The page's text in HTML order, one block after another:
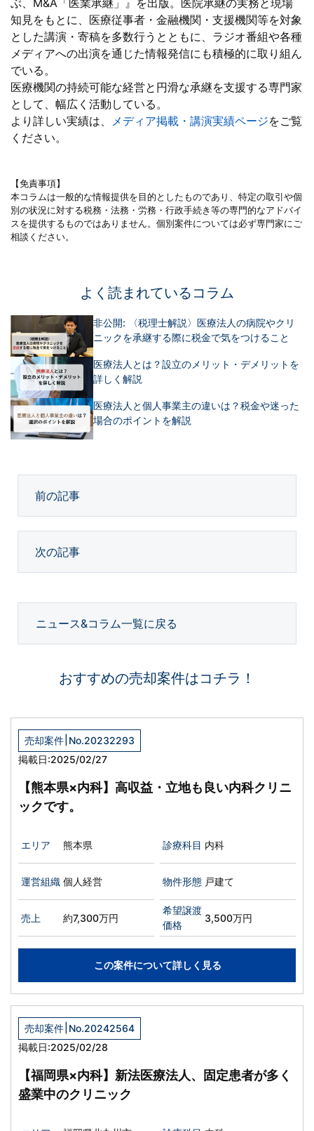
知見をもとに、医療従事者・金融機関・支援機関等を対象
とした講演・寄稿を多数行うとともに、ラジオ番組や各種
メディアへの出演を通じた情報発信にも積極的に取り組ん
でいる。
医療機関の持続可能な経営と円滑な承継を支援する専門家
として、幅広く活動している。
より詳しい実績は、
メディア掲載・講演実績ページをご覧
ください。
【免責事項】
本コラムは一般的な情報提供を目的としたものであり、特定の取引や個
別の状況に対する税務・法務・労務・行政手続き等の専門的なアドバイ
スを提供するものではありません。個別案件については必ず専門家にご
相談ください。
よく読まれているコラム
非公開: 〈税理士解説〉医療法人の病院やクリ
ニックを承継する際に税金で気をつけること
医療法人とは？設立のメリット・デメリットを
詳しく解説
医療法人と個人事業主の違いは？税金や迷った
場合のポイントを解説
前の記事
次の記事
ニュース&コラム一覧に戻る
おすすめの売却案件はコチラ！
売却案件 No.20232293
掲載日:2025/02/27
【熊本県×内科】高収益・立地も良い内科クリニ
ックです。
エリア 熊本県 診療科目 内科
運営組織 個人経営 物件形態 戸建て
売上 約7,300万円
希望譲渡
価格
3,500万円
この案件について詳しく見る
売却案件 No.20242564
掲載日:2025/02/28
【福岡県×内科】新法医療法人、固定患者が多く
盛業中のクリニック